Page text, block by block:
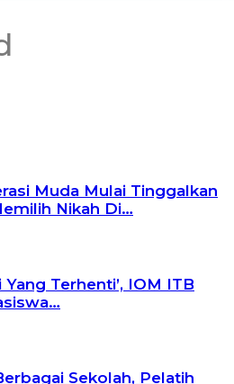
Muda Mulai Tinggalkan
Nikah Di…
Terhenti’, IOM ITB
Sekolah, Pelatih